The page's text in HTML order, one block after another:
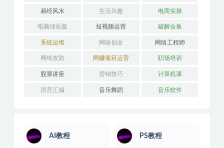
易经风水 生活兴趣 电商实操
电脑绿化版 短视频运营 破解合集
系统运维 网络创业 网络工程师
网络攻防 网赚项目运营 职场培训
股票讲座 营销技巧 计算机课
语言汇编 音乐舞蹈 音乐软件
AI教程 PS教程